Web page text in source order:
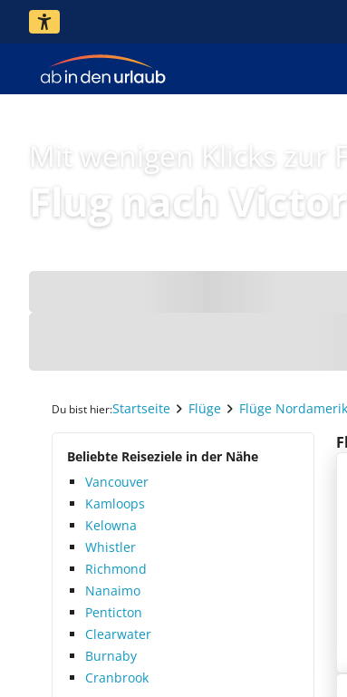
Mit wenigen Klicks zur
Flug nach
Du bist hier:Startseite Flüge Flüge
Beliebte Reiseziele in der Nähe
Vancouver
Kamloops
Kelowna
Whistler
Richmond
Nanaimo
Penticton
Clearwater
Burnaby
Cranbrook